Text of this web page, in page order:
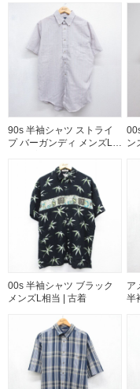
90s 半袖シャツ ストライ
プ バーガンディ メンズL相
ン
00s 半袖シャツ ブラック
メンズL相当 | 古着
ア
半